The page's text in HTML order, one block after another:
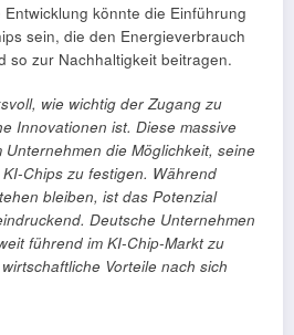
könnte die Einführung
sein, die den Energieverbrauch
so zur Nachhaltigkeit beitragen.
wie wichtig der Zugang zu
Innovationen ist. Diese massive
die Möglichkeit, seine
Chips zu festigen. Während
bleiben, ist das Potenzial
Deutsche Unternehmen
führend im KI-Chip-Markt zu
Vorteile nach sich